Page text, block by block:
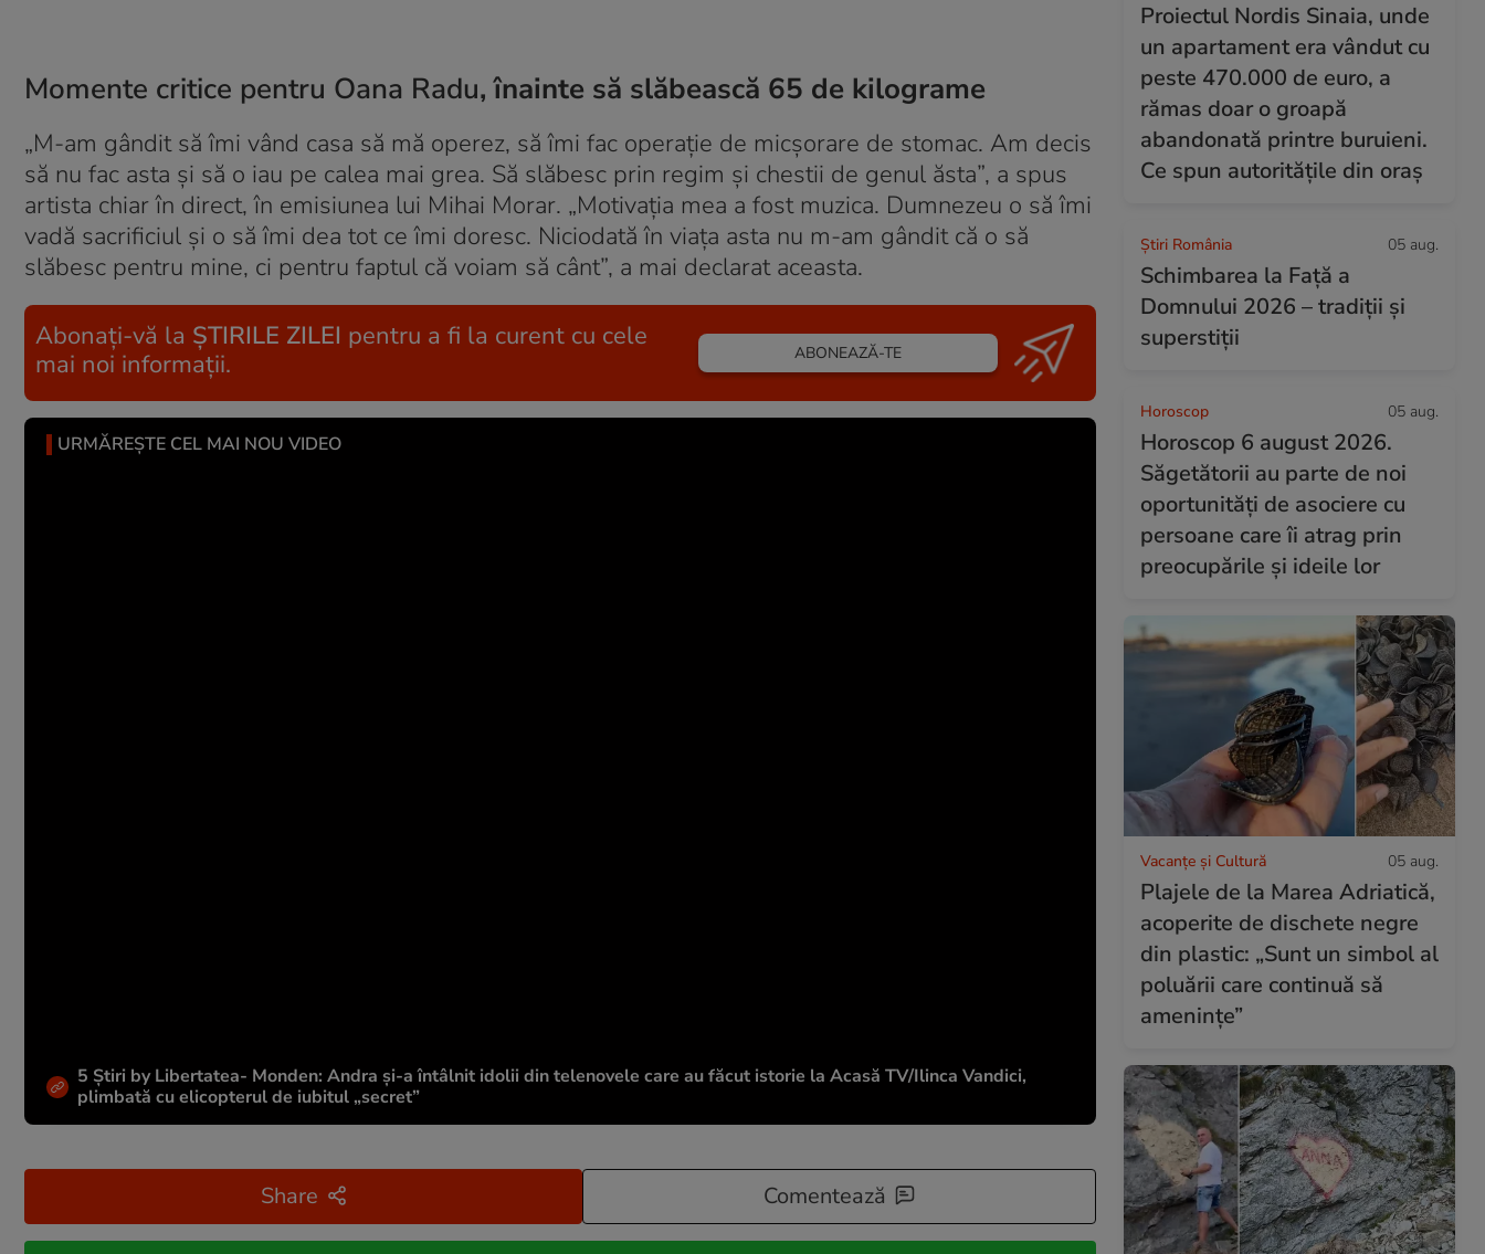
Momente critice pentru Oana Radu, înainte să slăbească 65 de kilograme
„M-am gândit să îmi vând casa să mă operez, să îmi fac operaţie de micşorare de stomac. Am decis
să nu fac asta şi să o iau pe calea mai grea. Să slăbesc prin regim şi chestii de genul ăsta”, a spus
artista chiar în direct, în emisiunea lui Mihai Morar. „Motivaţia mea a fost muzica. Dumnezeu o să îmi
vadă sacrificiul şi o să îmi dea tot ce îmi doresc. Niciodată în viaţa asta nu m-am gândit că o să
slăbesc pentru mine, ci pentru faptul că voiam să cânt”, a mai declarat aceasta.
Abonați-vă la ȘTIRILE ZILEI pentru a fi la curent cu cele
mai noi informații.
ABONEAZĂ-TE
URMĂREȘTE CEL MAI NOU VIDEO
5 Știri by Libertatea- Monden: Andra și-a întâlnit idolii din telenovele care au făcut istorie la Acasă TV/Ilinca Vandici,
plimbată cu elicopterul de iubitul „secret”
Share Comentează
Proiectul Nordis Sinaia, unde
un apartament era vândut cu
peste 470.000 de euro, a
rămas doar o groapă
abandonată printre buruieni.
Ce spun autoritățile din oraș
Știri România 05 aug.
Schimbarea la Față a
Domnului 2026 – tradiții și
superstiții
Horoscop 05 aug.
Horoscop 6 august 2026.
Săgetătorii au parte de noi
oportunități de asociere cu
persoane care îi atrag prin
preocupările și ideile lor
Vacanțe și Cultură 05 aug.
Plajele de la Marea Adriatică,
acoperite de dischete negre
din plastic: „Sunt un simbol al
poluării care continuă să
amenințe”